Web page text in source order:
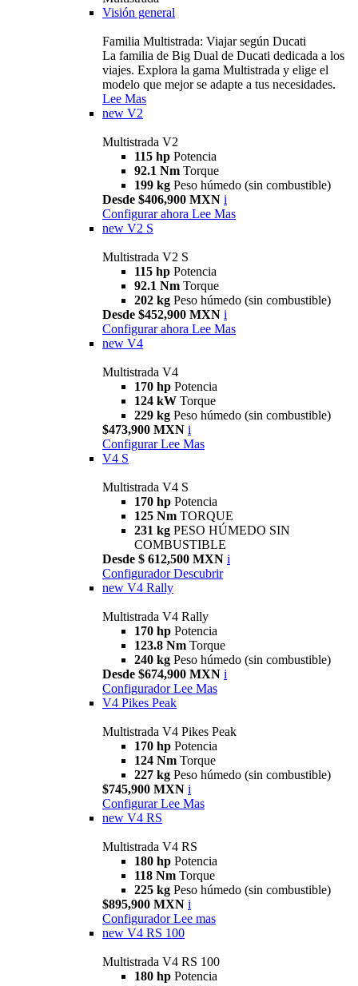
Visión general
Familia Multistrada: Viajar según Ducati
La familia de Big Dual de Ducati dedicada a los
viajes. Explora la gama Multistrada y elige el
modelo que mejor se adapte a tus necesidades.
Lee Mas
new V2
Multistrada V2
115 hp Potencia
92.1 Nm Torque
199 kg Peso húmedo (sin combustible)
Desde $406,900 MXN i
Configurar ahora Lee Mas
new V2 S
Multistrada V2 S
115 hp Potencia
92.1 Nm Torque
202 kg Peso húmedo (sin combustible)
Desde $452,900 MXN i
Configurar ahora Lee Mas
new V4
Multistrada V4
170 hp Potencia
124 kW Torque
229 kg Peso húmedo (sin combustible)
$473,900 MXN i
Configurar Lee Mas
V4 S
Multistrada V4 S
170 hp Potencia
125 Nm TORQUE
231 kg PESO HÚMEDO SIN
COMBUSTIBLE
Desde $ 612,500 MXN i
Configurador Descubrir
new V4 Rally
Multistrada V4 Rally
170 hp Potencia
123.8 Nm Torque
240 kg Peso húmedo (sin combustible)
Desde $674,900 MXN i
Configurador Lee Mas
V4 Pikes Peak
Multistrada V4 Pikes Peak
170 hp Potencia
124 Nm Torque
227 kg Peso húmedo (sin combustible)
$745,900 MXN i
Configurar Lee Mas
new V4 RS
Multistrada V4 RS
180 hp Potencia
118 Nm Torque
225 kg Peso húmedo (sin combustible)
$895,900 MXN i
Configurador Lee mas
new V4 RS 100
Multistrada V4 RS 100
180 hp Potencia